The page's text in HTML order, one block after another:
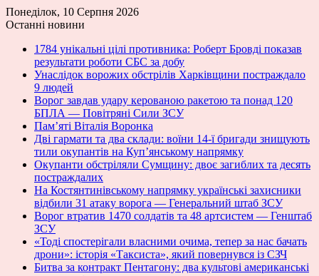
Понеділок, 10 Серпня 2026
Останні новини
1784 унікальні цілі противника: Роберт Бровді показав
результати роботи СБС за добу
Унаслідок ворожих обстрілів Харківщини постраждало
9 людей
Ворог завдав удару керованою ракетою та понад 120
БПЛА — Повітряні Сили ЗСУ
Пам’яті Віталія Воронка
Дві гармати та два склади: воїни 14-ї бригади знищують
тили окупантів на Купʼянському напрямку
Окупанти обстріляли Сумщину: двоє загиблих та десять
постраждалих
На Костянтинівському напрямку українські захисники
відбили 31 атаку ворога — Генеральний штаб ЗСУ
Ворог втратив 1470 солдатів та 48 артсистем — Генштаб
ЗСУ
«Тоді спостерігали власними очима, тепер за нас бачать
дрони»: історія «Таксиста», який повернувся із СЗЧ
Битва за контракт Пентагону: два культові американські